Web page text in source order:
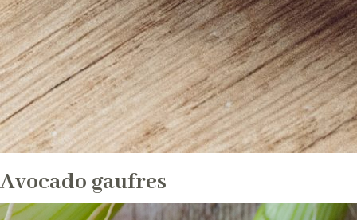
Avocado gaufres